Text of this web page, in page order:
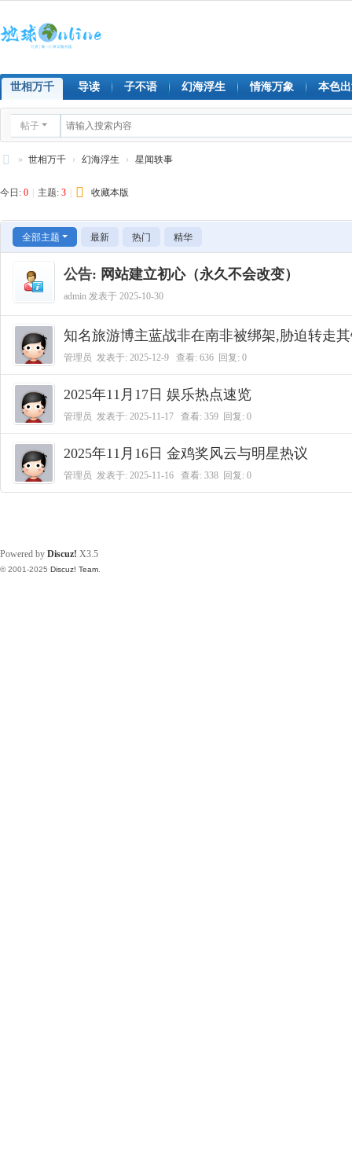
世相万千 导读 子不语 幻海浮生 情海万象 本色
帖子
lin
» 世相万千 › 幻海浮生 › 星闻轶事
今日: 0 主题: 3 收藏本版
全部主题 最新 热门 精华
公告: 网站建立初心（永久不会改变）
admin 发表于 2025-10-30
知名旅游博主蓝战非在南非被绑架,胁迫转走
管理员 发表于: 2025-12-9 查看: 636 回复: 0
2025年11月17日 娱乐热点速览
管理员 发表于: 2025-11-17 查看: 359 回复: 0
2025年11月16日 金鸡奖风云与明星热议
管理员 发表于: 2025-11-16 查看: 338 回复: 0
Powered by Discuz! X3.5
© 2001-2025 Discuz! Team